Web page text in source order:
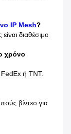
IP Mesh?
διαθέσιμο
χρόνο
ή TNT.
βίντεο για